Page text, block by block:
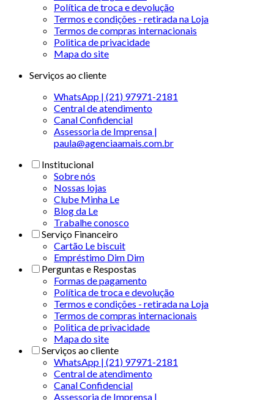
Política de troca e devolução
Termos e condições - retirada na Loja
Termos de compras internacionais
Politica de privacidade
Mapa do site
Serviços ao cliente
WhatsApp | (21) 97971-2181
Central de atendimento
Canal Confidencial
Assessoria de Imprensa |
paula@agenciaamais.com.br
Institucional
Sobre nós
Nossas lojas
Clube Minha Le
Blog da Le
Trabalhe conosco
Serviço Financeiro
Cartão Le biscuit
Empréstimo Dim Dim
Perguntas e Respostas
Formas de pagamento
Política de troca e devolução
Termos e condições - retirada na Loja
Termos de compras internacionais
Politica de privacidade
Mapa do site
Serviços ao cliente
WhatsApp | (21) 97971-2181
Central de atendimento
Canal Confidencial
Assessoria de Imprensa |